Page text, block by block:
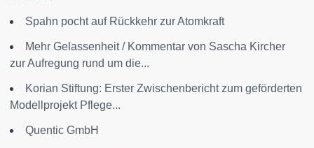
Spahn pocht auf Rückkehr zur Atomkraft
Mehr Gelassenheit / Kommentar von Sascha Kircher
zur Aufregung rund um die...
Korian Stiftung: Erster Zwischenbericht zum geförderten
Modellprojekt Pflege...
Quentic GmbH